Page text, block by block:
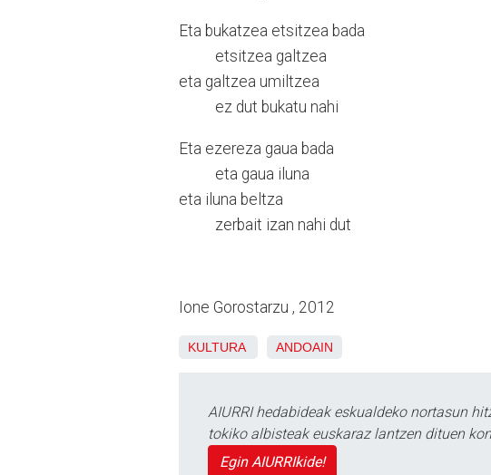
Eta bukatzea etsitzea bada
etsitzea galtzea
eta galtzea umiltzea
ez dut bukatu nahi
Eta ezereza gaua bada
eta gaua iluna
eta iluna beltza
zerbait izan nahi dut
Ione Gorostarzu , 2012
KULTURA ANDOAIN
AIURRI hedabideak eskualdeko nortasun
tokiko albisteak euskaraz lantzen dituen
Egin AIURRIkide!